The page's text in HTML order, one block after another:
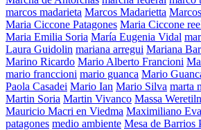
marcos madarieta Marcos Madarietta
Maria Ciccone Patagones Maria Ciccone
Maria Emilia Soria María Eugenia Vidal
Laura Guidolin mariana arregui Mariana
Marino Ricardo Mario Alberto Francioni
mario franccioni mario guanca Mario
Paola Casadei Mario Ian Mario Silva marta
Martin Soria Martin Vivanco Massa
Mauricio Macri en Viedma Maximiliano
patagones medio ambiente Mesa de Barrios